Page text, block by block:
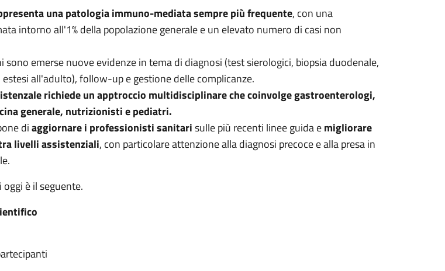
una patologia immuno-mediata sempre più frequente, con una
intorno all'1% della popolazione generale e un elevato numero di casi non
sono emerse nuove evidenze in tema di diagnosi (test sierologici, biopsia duodenale,
all'adulto), follow-up e gestione delle complicanze.
richiede un apptroccio multidisciplinare che coinvolge gastroenterologi,
generale, nutrizionisti e pediatri.
diaggiornare i professionisti sanitarisulle più recenti linee guida emigliorare
livelli assistenziali, con particolare attenzione alla diagnosi precoce e alla presa in
è il seguente.